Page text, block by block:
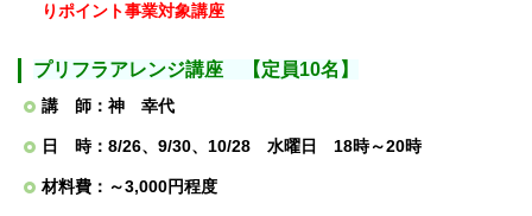
りポイント事業対象講座
プリフラアレンジ講座 【定員10名】
講 師：神 幸代
日 時：8/26、9/30、10/28 水曜日 18時～20時
材料費：～3,000円程度